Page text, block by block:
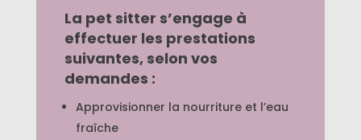
La pet sitter s’engage à
effectuer les prestations
suivantes, selon vos
demandes :
Approvisionner la nourriture et l’eau
fraîche